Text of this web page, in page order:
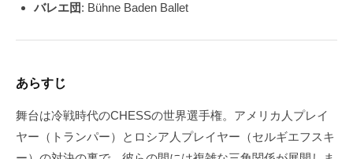
バレエ団: Bühne Baden Ballet
あらすじ
舞台は冷戦時代のCHESSの世界選手権。アメリカ人プレイ
ヤー（トランパー）とロシア人プレイヤー（セルギエフスキ